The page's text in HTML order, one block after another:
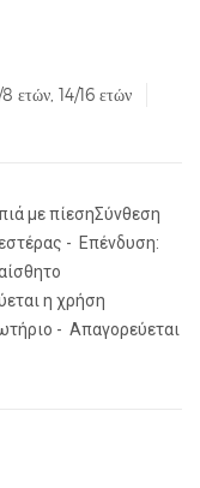
ετών, 14/16 ετών
με πίεσηΣύνθεση
- Επένδυση:
η χρήση
- Απαγορεύεται